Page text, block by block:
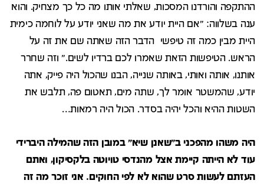
ההתקפה והורדנו המסכות, שאלתי אותו מה כל כך מצחיק. והוא
ענה בשלווה: "אם היית יודע את מה שאני יודע על לוחמה כימית
היית מבין כמה זה טיפשי הדבר הזה שאתה שם את זה על
הראש. הטיפשות הזאת שאמרו לכם ברדיו לשים." וזה שחרר
אותנו, אותה ואותי, באותה שנייה, הבנו שהכול היה פייק, אתה
יודע, שהמשטר אומר לך, שתה מים, תאטום פה, תלבש את
השטות ההיא והכל יהיה בסדר. הכול היה רמאות…
היה משהו מהפכני ב"שאנן שיא" במובן הזה שהמילה היברידי
עוד לא הייתה קיימת אצל מהנדסי טויוטה בלקסיקון, ואתם
העזתם לעשות סרט שהוא לא לפי החוקים. אני זוכר מה זה